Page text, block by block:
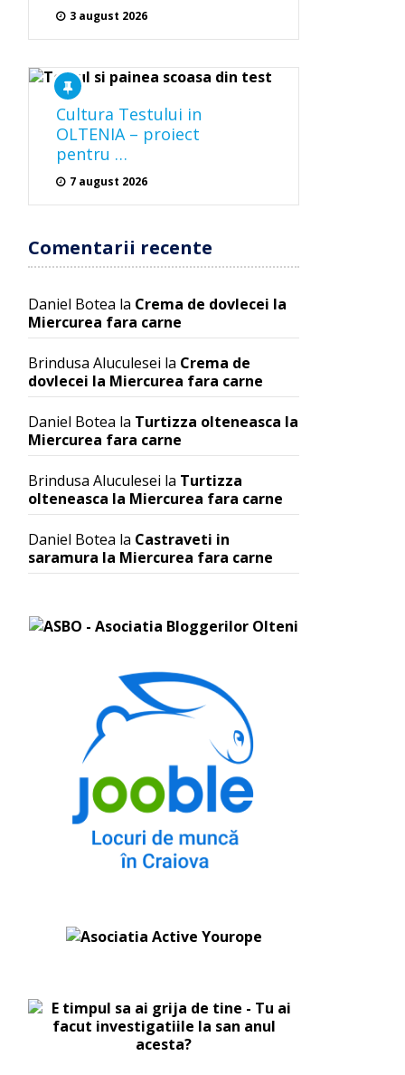
3 august 2026
Cultura Testului in
OLTENIA – proiect
pentru …
7 august 2026
Comentarii recente
Daniel Botea la Crema de dovlecei la
Miercurea fara carne
Brindusa Aluculesei la Crema de
dovlecei la Miercurea fara carne
Daniel Botea la Turtizza olteneasca la
Miercurea fara carne
Brindusa Aluculesei la Turtizza
olteneasca la Miercurea fara carne
Daniel Botea la Castraveti in
saramura la Miercurea fara carne